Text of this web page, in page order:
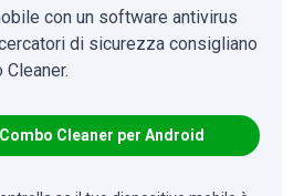
con un software antivirus
di sicurezza consigliano
Cleaner per Android